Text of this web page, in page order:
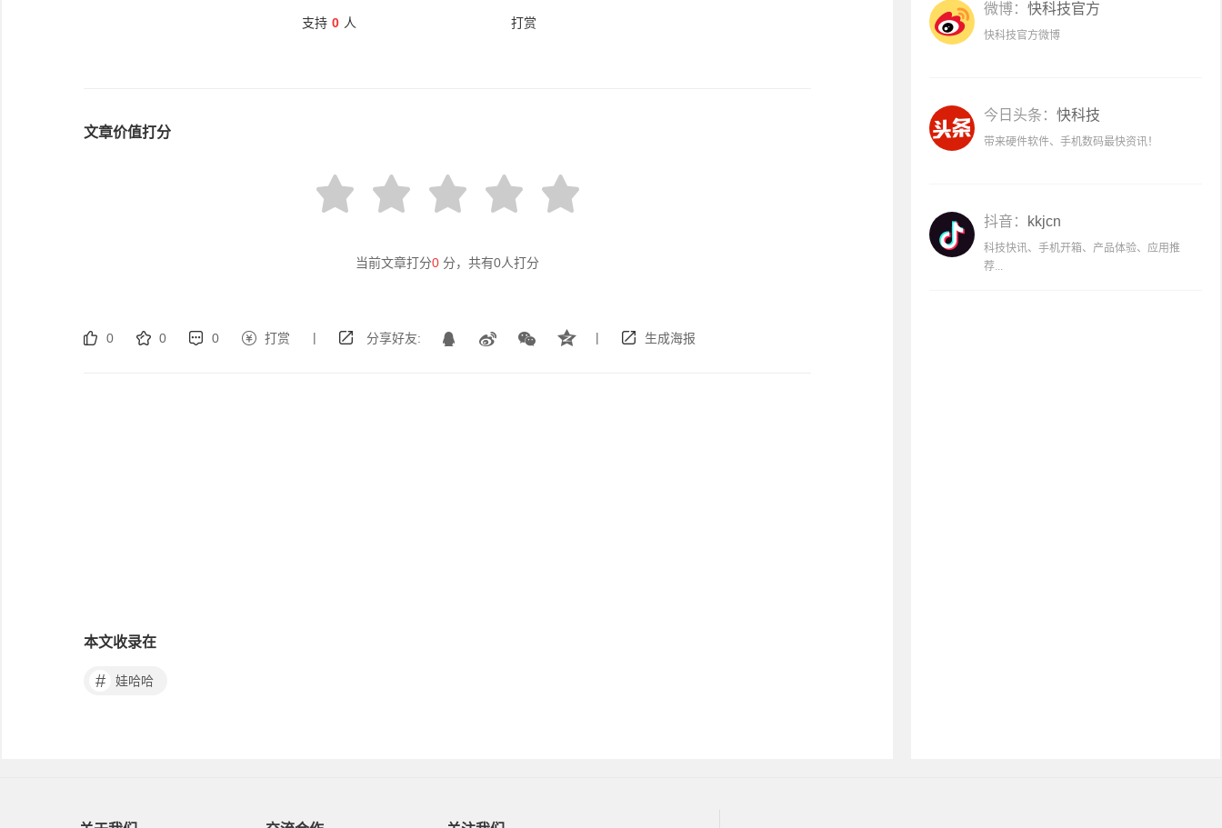
支持 0 人 打赏
文章价值打分
当前文章打分0 分，共有0人打分
0 0 0 打赏 | 分享好友: | 生成海报
本文收录在
# 娃哈哈
微博： 快科技官方
快科技官方微博
今日头条： 快科技
带来硬件软件、手机数码最快资讯！
抖音： kkjcn
科技快讯、手机开箱、产品体验、应用推
荐...